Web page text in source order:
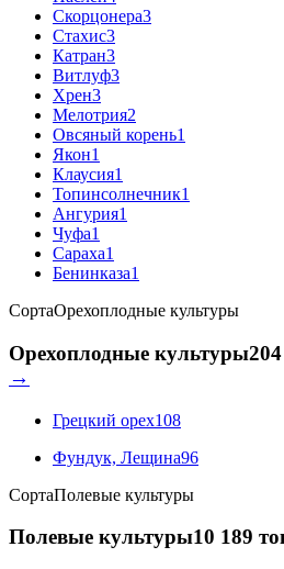
Скорцонера3
Стахис3
Катран3
Витлуф3
Хрен3
Мелотрия2
Овсяный корень1
Якон1
Клаусия1
Топинсолнечник1
Ангурия1
Чуфа1
Сараха1
Бенинказа1
СортаОрехоплодные культуры
Орехоплодные культуры
→
Грецкий орех108
Фундук, Лещина96
СортаПолевые культуры
Полевые культуры10 189